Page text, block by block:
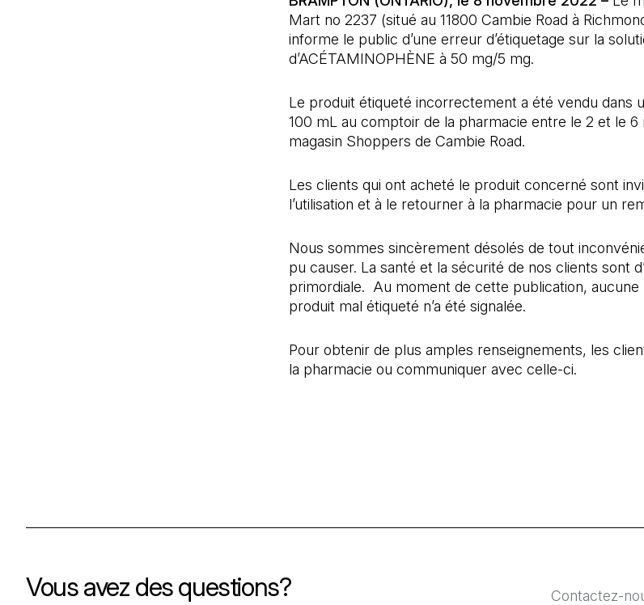
Mart no 2237 (situé au 11800 Cambie Road à
informe le public d’une erreur d’étiquetage sur la
d’ACÉTAMINOPHÈNE à 50 mg/5 mg.
Le produit étiqueté incorrectement a été vendu dans
100 mL au comptoir de la pharmacie entre le 2 et le
magasin Shoppers de Cambie Road.
Les clients qui ont acheté le produit concerné sont
l’utilisation et à le retourner à la pharmacie pour un
Nous sommes sincèrement désolés de tout
pu causer. La santé et la sécurité de nos clients sont
primordiale. Au moment de cette publication, aucune
produit mal étiqueté n’a été signalée.
Pour obtenir de plus amples renseignements, les
la pharmacie ou communiquer avec celle-ci.
Vous avez des questions? Contactez-